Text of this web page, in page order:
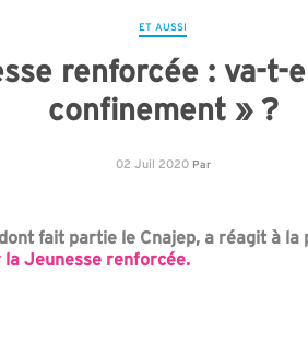
ET AUSSI
renforcée : va-t-
confinement » ?
02 Juil 2020 Par
fait partie le Cnajep, a réagit à la
la Jeunesse renforcée.